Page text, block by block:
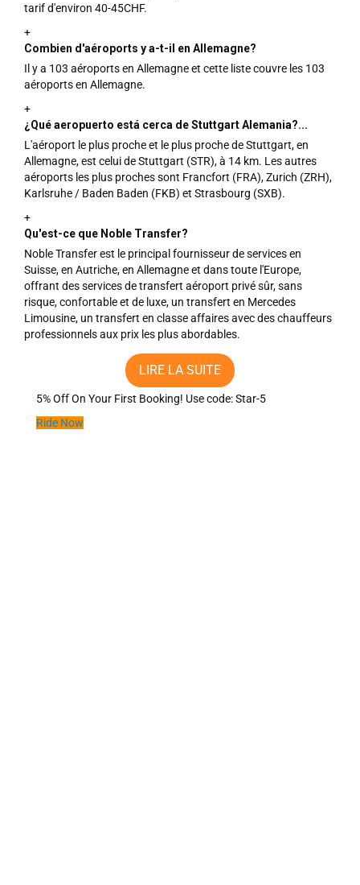
tarif d'environ 40-45CHF.
+
Combien d'aéroports y a-t-il en Allemagne?
Il y a 103 aéroports en Allemagne et cette liste couvre les 103
aéroports en Allemagne.
+
¿Qué aeropuerto está cerca de Stuttgart Alemania?...
L'aéroport le plus proche et le plus proche de Stuttgart, en
Allemagne, est celui de Stuttgart (STR), à 14 km. Les autres
aéroports les plus proches sont Francfort (FRA), Zurich (ZRH),
Karlsruhe / Baden Baden (FKB) et Strasbourg (SXB).
+
Qu'est-ce que Noble Transfer?
Noble Transfer est le principal fournisseur de services en
Suisse, en Autriche, en Allemagne et dans toute l'Europe,
offrant des services de transfert aéroport privé sûr, sans
risque, confortable et de luxe, un transfert en Mercedes
Limousine, un transfert en classe affaires avec des chauffeurs
professionnels aux prix les plus abordables.
LIRE LA SUITE
5% Off On Your First Booking! Use code:Star-5
Ride Now